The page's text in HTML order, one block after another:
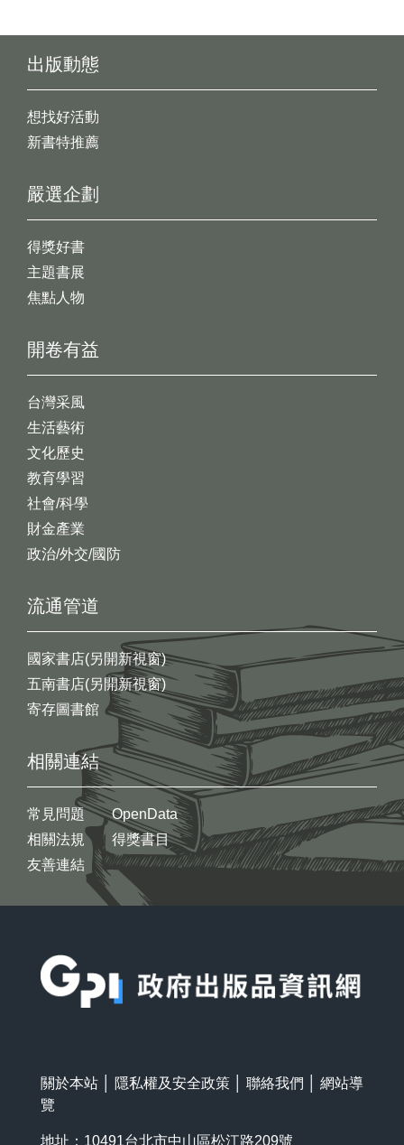
出版動態
想找好活動
新書特推薦
開卷有益
台灣采風
生活藝術
文化歷史
教育學習
社會/科學
財金產業
政治/外交/國防
嚴選企劃
得獎好書
主題書展
焦點人物
流通管道
國家書店(另開新視窗)
五南書店(另開新視窗)
寄存圖書館
相關連結
常見問題
相關法規
友善連結
OpenData
得獎書目
關於本站 隱私權及安全政策 聯絡我們
網站導
覽
地址：10491台北市中山區松江路209號